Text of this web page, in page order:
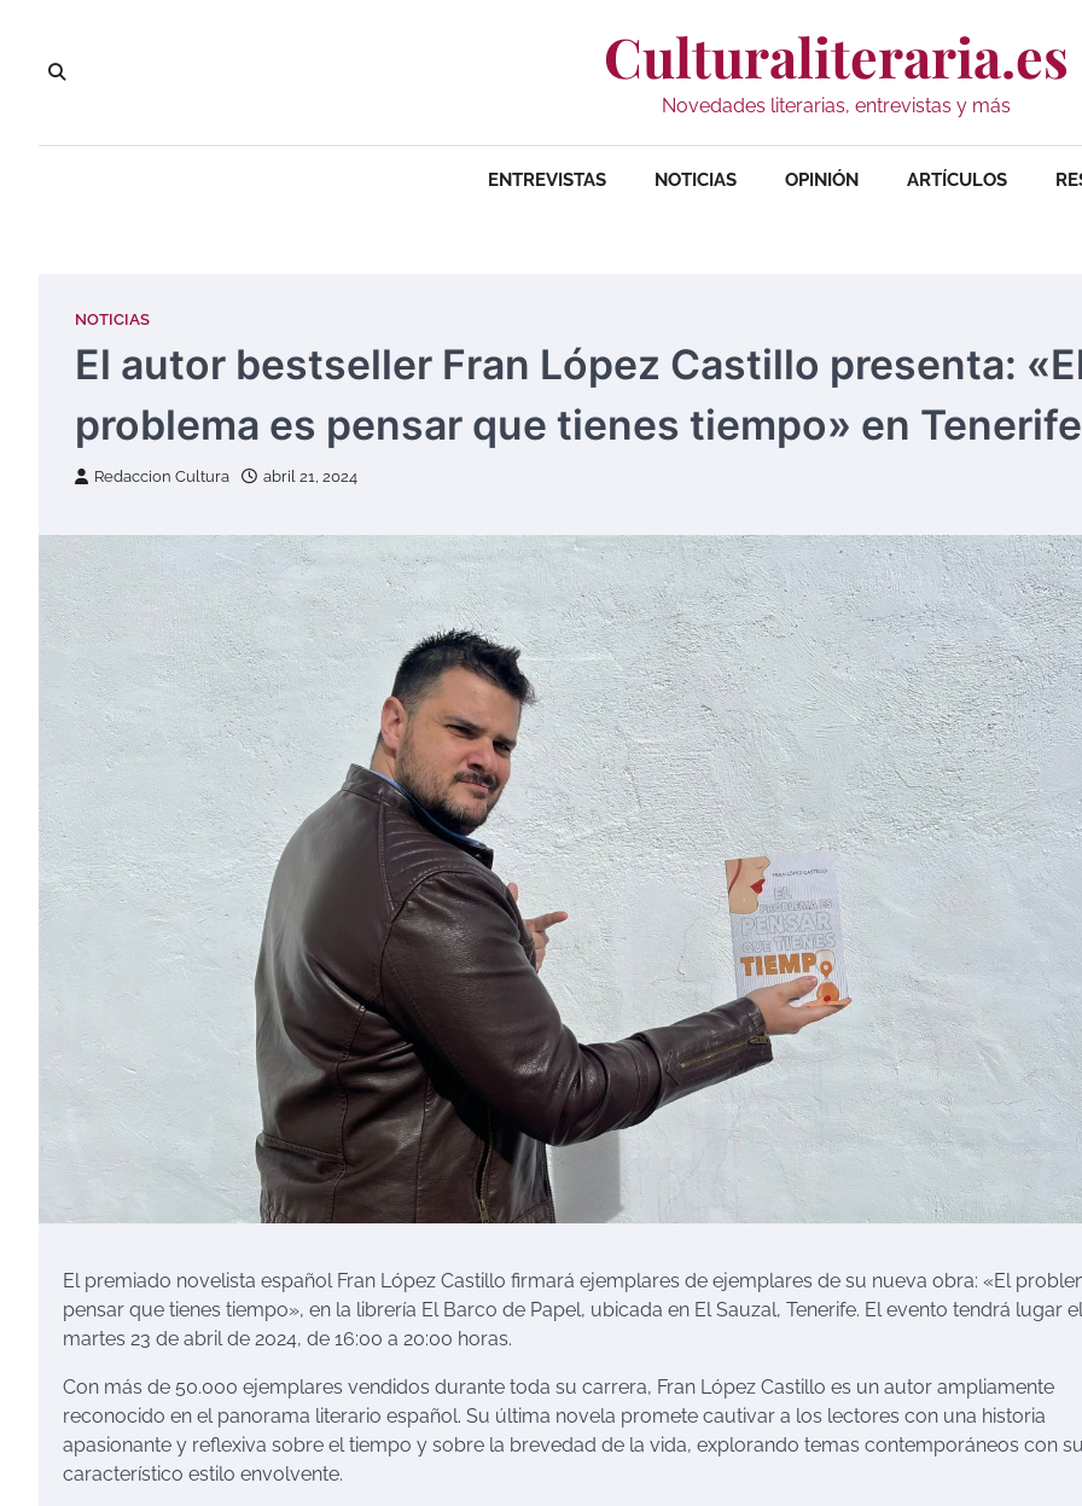
contenido
Culturaliteraria.es
Novedades literarias, entrevistas y más
ENTREVISTAS NOTICIAS OPINIÓN ARTÍCULOS
NOTICIAS
El autor bestseller Fran López Castillo presenta:
problema es pensar que tienes tiempo» en Tenerife
Redaccion Cultura abril 21, 2024
El premiado novelista español Fran López Castillo firmará ejemplares de ejemplares de su nueva obra: «El
pensar que tienes tiempo», en la librería El Barco de Papel, ubicada en El Sauzal, Tenerife. El evento tendrá lugar el
martes 23 de abril de 2024, de 16:00 a 20:00 horas.
Con más de 50.000 ejemplares vendidos durante toda su carrera, Fran López Castillo es un autor ampliamente
reconocido en el panorama literario español. Su última novela promete cautivar a los lectores con una historia
apasionante y reflexiva sobre el tiempo y sobre la brevedad de la vida, explorando temas contemporáneos con su
característico estilo envolvente.